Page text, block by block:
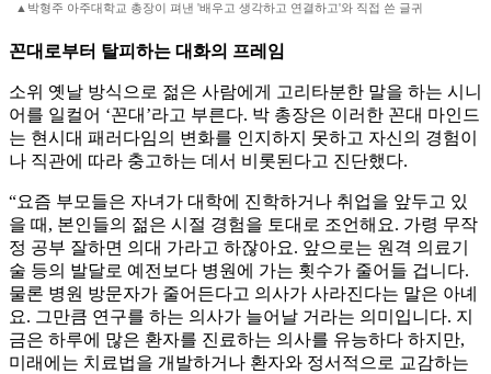
▲박형주 아주대학교 총장이 펴낸 '배우고 생각하고 연결하고'와 직접 쓴 글귀
꼰대로부터 탈피하는 대화의 프레임
소위 옛날 방식으로 젊은 사람에게 고리타분한 말을 하는 시니
어를 일컬어 ‘꼰대’라고 부른다. 박 총장은 이러한 꼰대 마인드
는 현시대 패러다임의 변화를 인지하지 못하고 자신의 경험이
나 직관에 따라 충고하는 데서 비롯된다고 진단했다.
“요즘 부모들은 자녀가 대학에 진학하거나 취업을 앞두고 있
을 때, 본인들의 젊은 시절 경험을 토대로 조언해요. 가령 무작
정 공부 잘하면 의대 가라고 하잖아요. 앞으로는 원격 의료기
술 등의 발달로 예전보다 병원에 가는 횟수가 줄어들 겁니다.
물론 병원 방문자가 줄어든다고 의사가 사라진다는 말은 아녜
요. 그만큼 연구를 하는 의사가 늘어날 거라는 의미입니다. 지
금은 하루에 많은 환자를 진료하는 의사를 유능하다 하지만,
미래에는 치료법을 개발하거나 환자와 정서적으로 교감하는